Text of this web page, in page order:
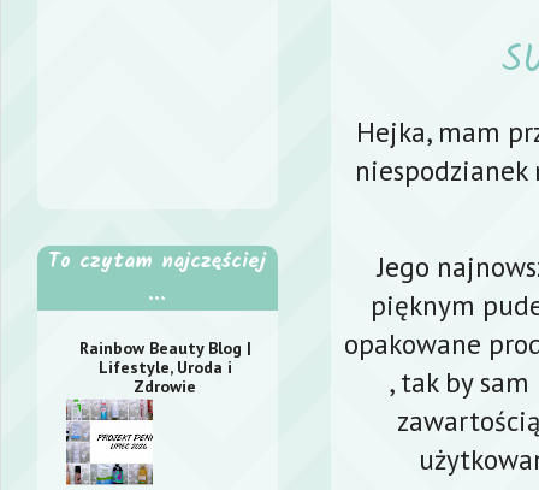
Hejka, mam
Jego
pięknym
opakowane
, tak by
To czytam najczęściej
...
Rainbow Beauty Blog |
Lifestyle, Uroda i
Zdrowie